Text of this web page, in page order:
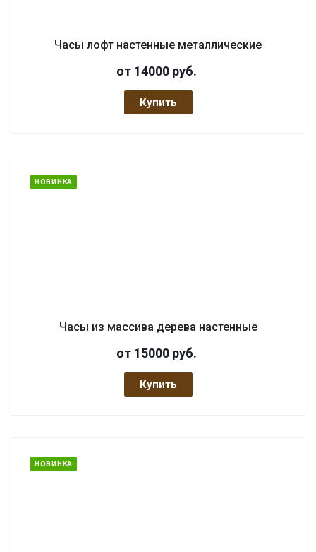
Часы лофт настенные металлические
от 14000 руб.
Купить
НОВИНКА
Часы из массива дерева настенные
от 15000 руб.
Купить
НОВИНКА